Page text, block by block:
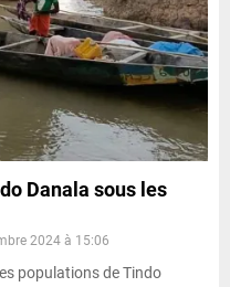
Danala sous les
2024 à 15:06
populations de Tindo